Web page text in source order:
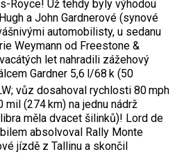
Royce! Už tehdy byly výhodou
a John Gardnerové (synové
automobilisty, u sedanu
Weymann od Freestone &
let nahradili zážehový
Gardner 5,6 l/68 k (50
vůz dosahoval rychlosti 80 mph
mil (274 km) na jednu nádrž
měla dvacet šilinků)! Lord de
absolvoval Rally Monte
jízdě z Tallinu a skončil